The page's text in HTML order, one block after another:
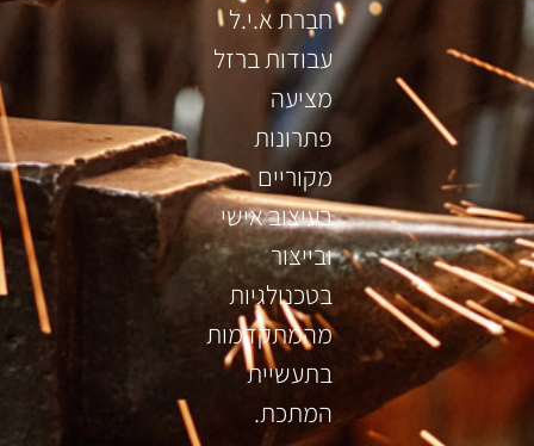
חברת א.י.ל
עבודות ברזל
מציעה
פתרונות
מקוריים
בעיצוב אישי
ובייצור
בטכנולגיות
מהמתקדמות
בתעשיית
המתכת.